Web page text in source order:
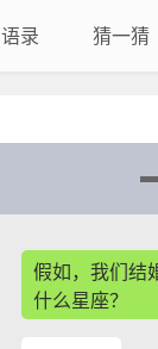
语录 猜一猜
假如，我们结
什么星座？